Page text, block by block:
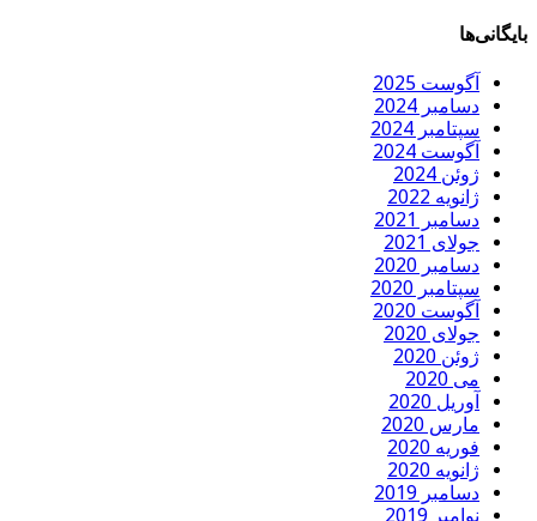
بایگانی‌ها
آگوست 2025
دسامبر 2024
سپتامبر 2024
آگوست 2024
ژوئن 2024
ژانویه 2022
دسامبر 2021
جولای 2021
دسامبر 2020
سپتامبر 2020
آگوست 2020
جولای 2020
ژوئن 2020
می 2020
آوریل 2020
مارس 2020
فوریه 2020
ژانویه 2020
دسامبر 2019
نوامبر 2019